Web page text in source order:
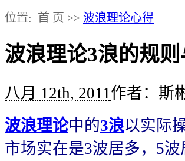
位置: 首 页 >> 波浪理论心得
波浪理论3浪的规则
八月 12th, 2011 作者：斯
波浪理论中的3浪以实际
市场实在是3波居多，5